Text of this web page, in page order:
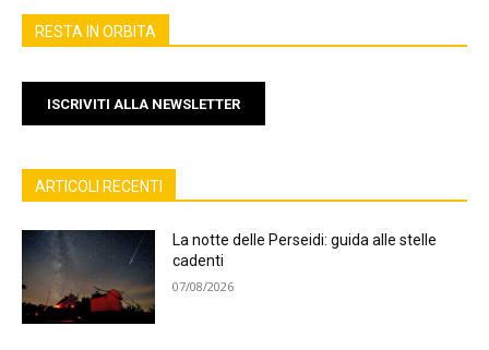
RESTA IN ORBITA
ISCRIVITI ALLA NEWSLETTER
ARTICOLI RECENTI
La notte delle Perseidi: guida alle stelle
cadenti
07/08/2026